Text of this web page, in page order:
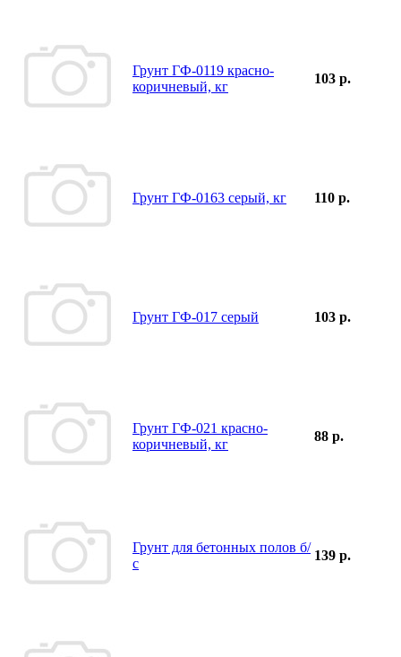
Грунт ГФ-0119 красно-
коричневый, кг
103 р.
Грунт ГФ-0163 серый, кг 110 р.
Грунт ГФ-017 серый 103 р.
Грунт ГФ-021 красно-
коричневый, кг
88 р.
Грунт для бетонных полов б/
с
139 р.